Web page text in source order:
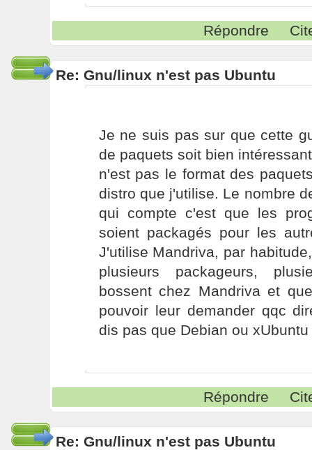
Répondre
Re: Gnu/linux n'est pas Ubuntu
Je ne suis pas sur que cette
de paquets soit bien
n'est pas le format des
distro que j'utilise. Le nombre
qui compte c'est que les
soient packagés pour les
J'utilise Mandriva, par
plusieurs packageurs,
bossent chez Mandriva et
pouvoir leur demander qqc
dis pas que Debian ou
Répondre
Re: Gnu/linux n'est pas Ubuntu